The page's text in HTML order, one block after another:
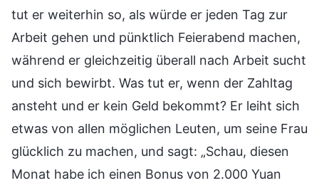
tut er weiterhin so, als würde er jeden Tag zur
Arbeit gehen und pünktlich Feierabend machen,
während er gleichzeitig überall nach Arbeit sucht
und sich bewirbt. Was tut er, wenn der Zahltag
ansteht und er kein Geld bekommt? Er leiht sich
etwas von allen möglichen Leuten, um seine Frau
glücklich zu machen, und sagt: „Schau, diesen
Monat habe ich einen Bonus von 2.000 Yuan